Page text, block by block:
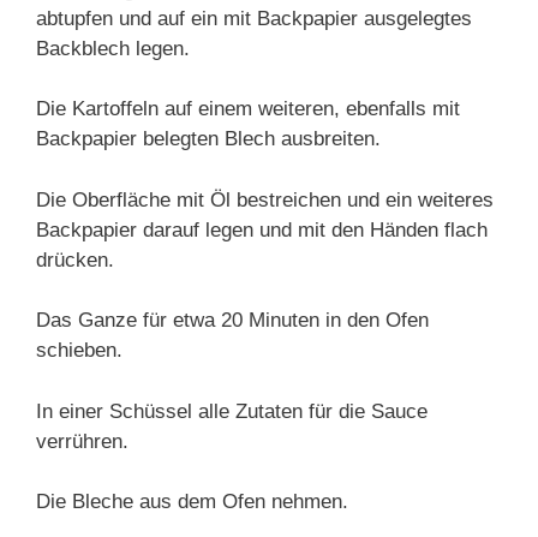
abtupfen und auf ein mit Backpapier ausgelegtes
Backblech legen.
Die Kartoffeln auf einem weiteren, ebenfalls mit
Backpapier belegten Blech ausbreiten.
Die Oberfläche mit Öl bestreichen und ein weiteres
Backpapier darauf legen und mit den Händen flach
drücken.
Das Ganze für etwa 20 Minuten in den Ofen
schieben.
In einer Schüssel alle Zutaten für die Sauce
verrühren.
Die Bleche aus dem Ofen nehmen.